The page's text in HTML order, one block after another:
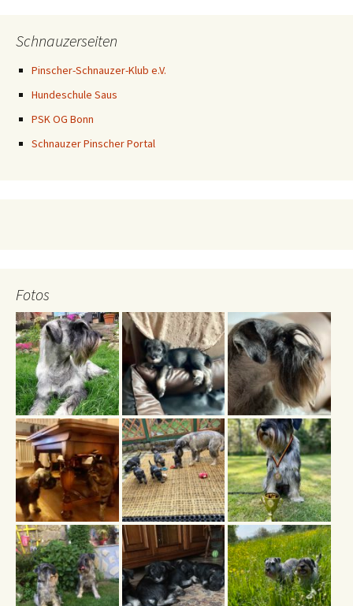
Schnauzerseiten
Pinscher-Schnauzer-Klub e.V.
Hundeschule Saus
PSK OG Bonn
Schnauzer Pinscher Portal
Fotos